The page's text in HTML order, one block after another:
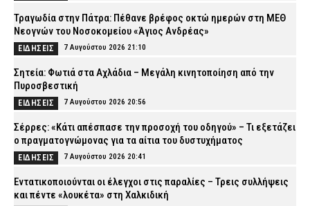
Τραγωδία στην Πάτρα: Πέθανε βρέφος οκτώ ημερών στη ΜΕΘ
Νεογνών του Νοσοκομείου «Άγιος Ανδρέας»
ΕΙΔΗΣΕΙΣ 7 Αυγούστου 2026 21:10
Σητεία: Φωτιά στα Αχλάδια – Μεγάλη κινητοποίηση από την
Πυροσβεστική
ΕΙΔΗΣΕΙΣ 7 Αυγούστου 2026 20:56
Σέρρες: «Κάτι απέσπασε την προσοχή του οδηγού» – Τι εξετάζει
ο πραγματογνώμονας για τα αίτια του δυστυχήματος
ΕΙΔΗΣΕΙΣ 7 Αυγούστου 2026 20:41
Εντατικοποιούνται οι έλεγχοι στις παραλίες – Τρεις συλλήψεις
και πέντε «λουκέτα» στη Χαλκιδική